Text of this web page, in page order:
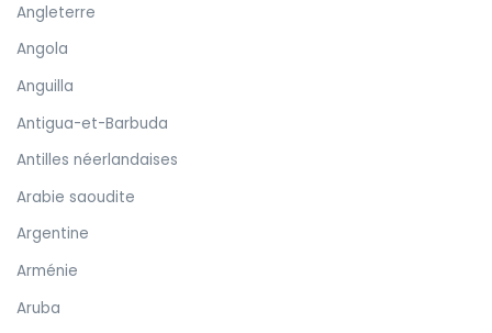
Angleterre
Angola
Anguilla
Antigua-et-Barbuda
Antilles néerlandaises
Arabie saoudite
Argentine
Arménie
Aruba